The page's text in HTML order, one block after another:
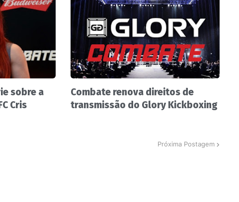
sobre a
Cris
Combate renova direitos de
transmissão do Glory Kickboxing
Próxima Postagem